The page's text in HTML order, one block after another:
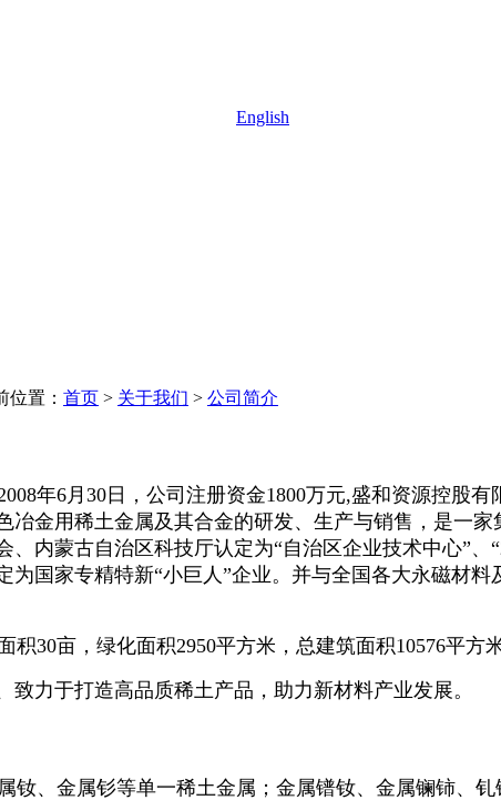
English
位置： 首页 > 关于我们 > 公司简介
年6月30日，公司注册资金1800万元,盛和资源控股
金用稀土金属及其合金的研发、生产与销售，是一
、 内蒙古自治区科技厅认定为“自治区企业技术中心”、“
国家专精特新“小巨人”企业。 并与全国各大永磁材料
积30亩，绿化面积2950平方米 ，总建筑面积10576平方米
致力于打造高品质稀土产品，助力新材料产业发展。
、金属钐等单一稀土金属；金属镨钕、金属镧铈、